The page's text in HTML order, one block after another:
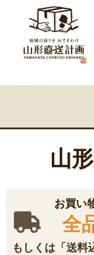
山
お買い
全
もしくは「送料